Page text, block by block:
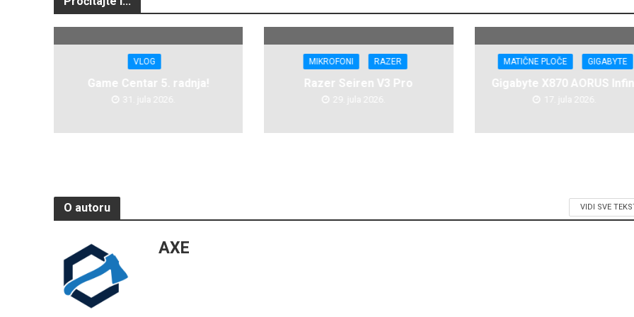
VLOG
Game Centar 5. radnja!
31. jula 2026.
MIKROFONI RAZER
Razer Seiren V3 Pro
29. jula 2026.
MATIČNE PLOČE GIGABYTE
Gigabyte X870 AORUS
17. jula 2026.
O autoru VIDI SVE
AXE